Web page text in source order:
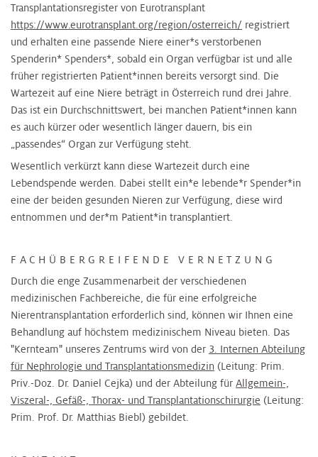
Transplantationsregister von Eurotransplant
https://www.eurotransplant.org/region/osterreich/ registriert
und erhalten eine passende Niere einer*s verstorbenen
Spenderin* Spenders*, sobald ein Organ verfügbar ist und alle
früher registrierten Patient*innen bereits versorgt sind. Die
Wartezeit auf eine Niere beträgt in Österreich rund drei Jahre.
Das ist ein Durchschnittswert, bei manchen Patient*innen kann
es auch kürzer oder wesentlich länger dauern, bis ein
„passendes“ Organ zur Verfügung steht.
Wesentlich verkürzt kann diese Wartezeit durch eine
Lebendspende werden. Dabei stellt ein*e lebende*r Spender*in
eine der beiden gesunden Nieren zur Verfügung, diese wird
entnommen und der*m Patient*in transplantiert.
FACHÜBERGREIFENDE VERNETZUNG
Durch die enge Zusammenarbeit der verschiedenen
medizinischen Fachbereiche, die für eine erfolgreiche
Nierentransplantation erforderlich sind, können wir Ihnen eine
Behandlung auf höchstem medizinischem Niveau bieten. Das
"Kernteam" unseres Zentrums wird von der 3. Internen Abteilung
für Nephrologie und Transplantationsmedizin (Leitung: Prim.
Priv.-Doz. Dr. Daniel Cejka) und der Abteilung für Allgemein-,
Viszeral-, Gefäß-, Thorax- und Transplantationschirurgie (Leitung:
Prim. Prof. Dr. Matthias Biebl) gebildet.